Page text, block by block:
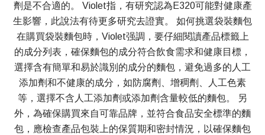
劑是不合適的。 Violet指，有研究認為E320可能對健康產
生影響，此說法有待更多研究去證實。 如何挑選袋裝麵包
在購買袋裝麵包時，Violet强調，要仔細閱讀產品標籤上
的成分列表，確保麵包的成分符合飲食需求和健康目標，
選擇含有簡單和易於識別的成分的麵包，避免過多的人工
添加劑和不健康的成分，如防腐劑、增稠劑、人工色素
等，選擇不含人工添加劑或添加劑含量較低的麵包。 另
外，為確保購買來自可靠品牌，並符合食品安全標準的麵
包，應檢查產品包裝上的保質期和密封情況，以確保麵包